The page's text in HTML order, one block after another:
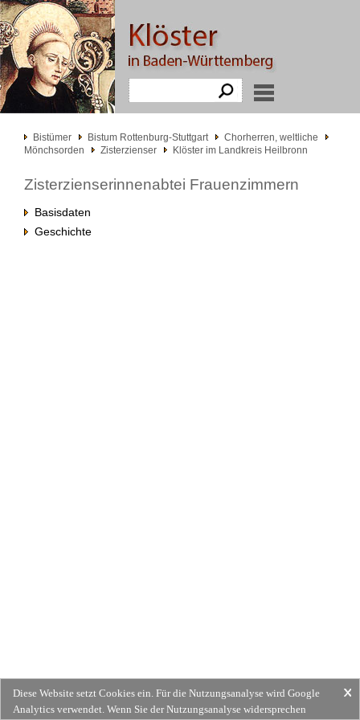
Bistümer Bistum Rottenburg-Stuttgart
Chorherren, weltliche
Mönchsorden
Zisterzienser Klöster im Landkreis Heilbronn
Zisterzienserinnenabtei Frauenzimmern
Basisdaten
Geschichte
Diese Website setzt Cookies ein. Für die Nutzungsanalyse wird Google
Analytics verwendet. Wenn Sie der Nutzungsanalyse widersprechen